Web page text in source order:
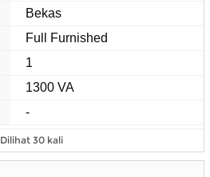
Bekas
Full Furnished
1
1300 VA
-
Dilihat 30 kali